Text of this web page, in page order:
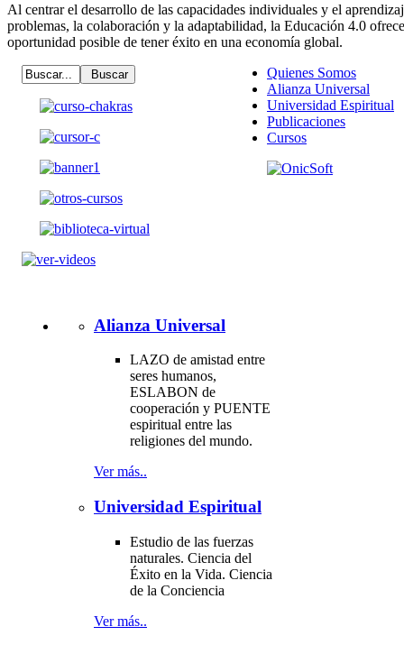
Al centrar el desarrollo de las capacidades individuales y el
problemas, la colaboración y la adaptabilidad, la Educación 4.0
oportunidad posible de tener éxito en una economía global.
Alianza Universal
LAZO de amistad entre
seres humanos,
ESLABON de
cooperación y PUENTE
espiritual entre las
religiones del mundo.
Ver más..
Universidad Espiritual
Estudio de las fuerzas
naturales. Ciencia del
Éxito en la Vida. Ciencia
de la Conciencia
Ver más..
Quienes Somos
Alianza Universal
Universidad Espiritual
Publicaciones
Cursos